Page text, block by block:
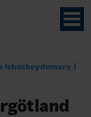
Ishockeydomare